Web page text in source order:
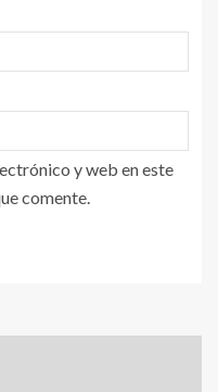
y web en este
comente.